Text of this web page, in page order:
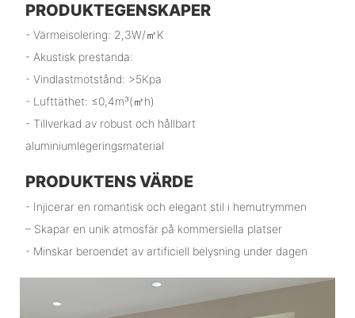
PRODUKTEGENSKAPER
- Värmeisolering: 2,3W/㎡K
- Akustisk prestanda:
- Vindlastmotstånd: >5Kpa
- Lufttäthet: ≤0,4m³(㎡h)
- Tillverkad av robust och hållbart
aluminiumlegeringsmaterial
PRODUKTENS VÄRDE
- Injicerar en romantisk och elegant stil i hemutrymmen
– Skapar en unik atmosfär på kommersiella platser
- Minskar beroendet av artificiell belysning under dagen